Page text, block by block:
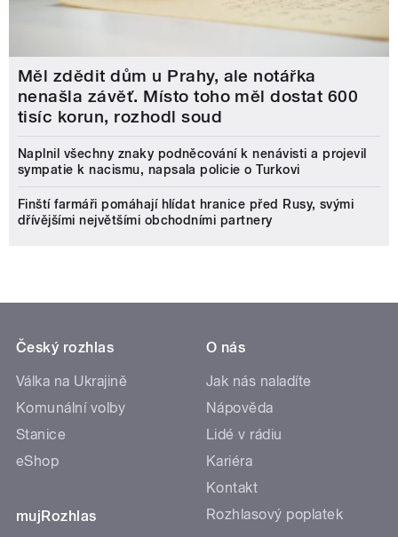
Měl zdědit dům u Prahy, ale notářka
nenašla závěť. Místo toho měl dostat 600
tisíc korun, rozhodl soud
Naplnil všechny znaky podněcování k nenávisti a projevil
sympatie k nacismu, napsala policie o Turkovi
Finští farmáři pomáhají hlídat hranice před Rusy, svými
dřívějšími největšími obchodními partnery
Český rozhlas
Válka na Ukrajině
Komunální volby
Stanice
eShop
mujRozhlas
O nás
Jak nás naladíte
Nápověda
Lidé v rádiu
Kariéra
Kontakt
Rozhlasový poplatek